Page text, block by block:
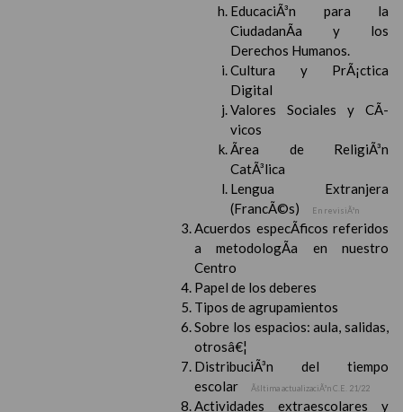
EducaciÃ³n para la
CiudadanÃ­a y los
Derechos Humanos.
Cultura y PrÃ¡ctica
Digital
Valores Sociales y CÃ­
vicos
Ãrea de ReligiÃ³n
CatÃ³lica
Lengua Extranjera
(FrancÃ©s)
En revisiÃ³n
Acuerdos especÃ­ficos referidos
a metodologÃ­a en nuestro
Centro
Papel de los deberes
Tipos de agrupamientos
Sobre los espacios: aula, salidas,
otrosâ€¦
DistribuciÃ³n del tiempo
escolar
Ãšltima actualizaciÃ³n C.E. 21/22
Actividades extraescolares y